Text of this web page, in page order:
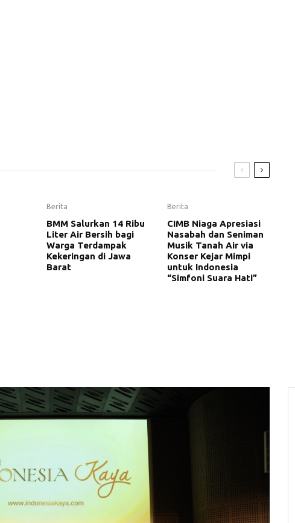
Berita
BMM Salurkan 14 Ribu
Liter Air Bersih bagi
Warga Terdampak
Kekeringan di Jawa
Barat
Berita
CIMB Niaga Apresiasi
Nasabah dan Seniman
Musik Tanah Air via
Konser Kejar Mimpi
untuk Indonesia
“Simfoni Suara Hati”